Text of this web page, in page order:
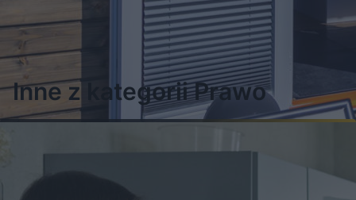
sąsiadami, jakości materiałów budowlanych itd. W naszym dziale są setki
porad prawnych, na które odpowiadają nasi redakcyjni eksperci, pytania
dla nich spływają od zainteresowanych, sami też wymyślamy tematy z
bieżących zmian w prawie, bo to one najbardziej sprawiają problemy.
Inne z kategorii Prawo